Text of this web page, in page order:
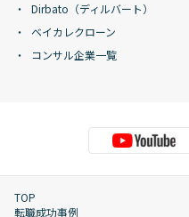
Dirbato（ディルバート）
ベイカレクローン
コンサル企業一覧
TOP
転職成功事例